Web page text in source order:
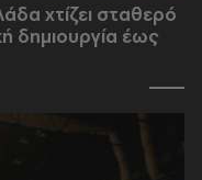
χτίζει σταθερό
δημιουργία έως